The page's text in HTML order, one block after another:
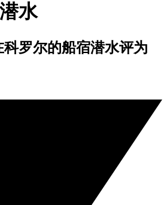
水
罗尔的船宿潜水评为